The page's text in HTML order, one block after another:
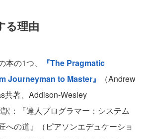
る理由
の1つ、
『The Pragmatic
Journeyman to Master』
（Andrew
共著、Addison-Wesley
：『達人プログラマー：システム
への道』（ピアソンエデュケーショ